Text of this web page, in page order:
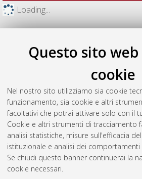
Questo sito
cookie
Nel nostro sito utilizziamo sia cookie
funzionamento, sia cookie e altri
facoltativi che potrai attivare solo con il
Cookie e altri strumenti di tracciamento
analisi statistiche, misure sull'efficacia
istituzionale e analisi dei comportamenti
Se chiudi questo banner continuerai la
cookie necessari.
Loading...
Gestione del